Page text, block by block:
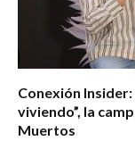
Conexión
viviendo”, la
Muertos